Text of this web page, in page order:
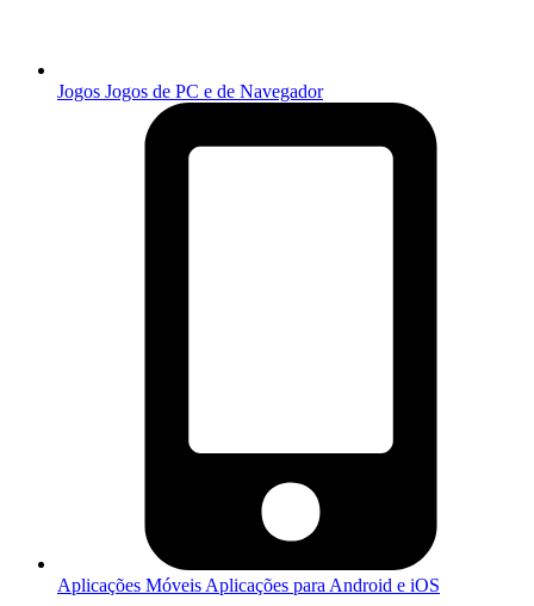
Jogos Jogos de PC e de Navegador
Aplicações Móveis Aplicações para Android e iOS